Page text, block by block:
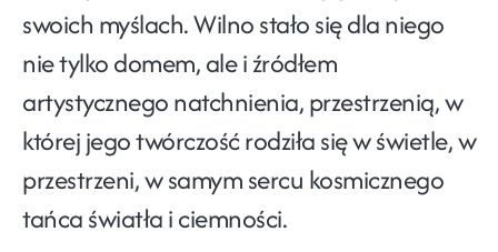
swoich myślach. Wilno stało się dla niego
nie tylko domem, ale i źródłem
artystycznego natchnienia, przestrzenią, w
której jego twórczość rodziła się w świetle, w
przestrzeni, w samym sercu kosmicznego
tańca światła i ciemności.